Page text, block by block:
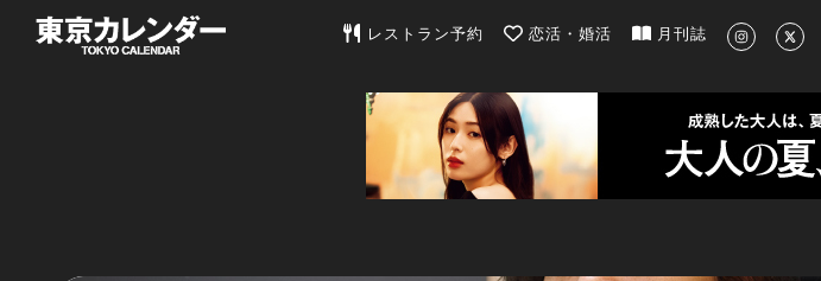
東京カレンダー | 最新のグルメ、洗練されたライフスタイル
レストラン予約 恋活・婚活 月刊誌